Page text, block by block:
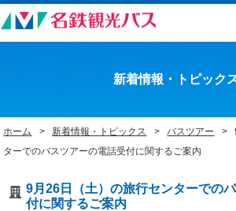
新着情報・トピック
ホーム 新着情報・トピックス バスツアー
ターでのバスツアーの電話受付に関するご案内
9月26日（土）の旅行センターでの
付に関するご案内